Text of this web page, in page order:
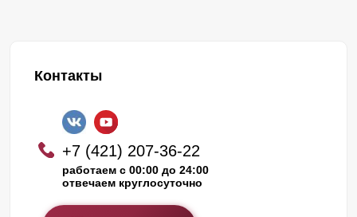
Контакты
+7 (421) 207-36-22
работаем с 00:00 до 24:00
отвечаем круглосуточно